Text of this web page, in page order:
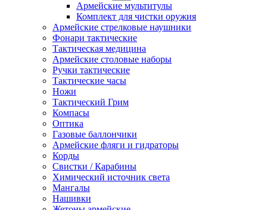
Армейские мультитулы
Комплект для чистки оружия
Армейские стрелковые наушники
Фонари тактические
Тактическая медицина
Армейские столовые наборы
Ручки тактические
Тактические часы
Ножи
Тактический Грим
Компасы
Оптика
Газовые баллончики
Армейские фляги и гидраторы
Корды
Свистки / Карабины
Химический источник света
Мангалы
Нашивки